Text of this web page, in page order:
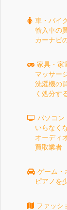
車・バイ
輸入車の
カーナビ
家具・家
マッサー
洗濯機の
く処分す
パソコン
いらなく
オーディ
買取業者
ゲーム・
ピアノを
ファッシ